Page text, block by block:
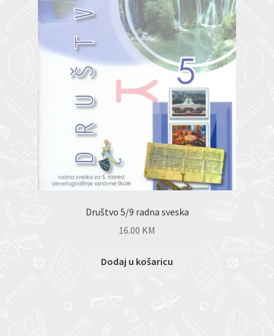
Društvo 5/9 radna sveska
16.00 KM
Dodaj u košaricu